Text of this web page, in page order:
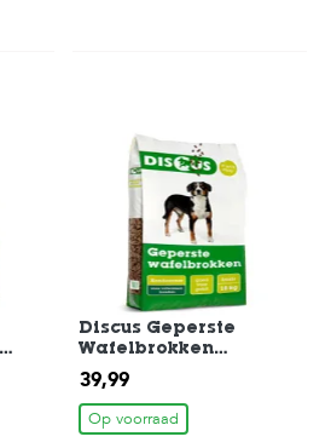
Discus Geperste
Wafelbrokken
Hondenvoer 18 kg
39,99
Op voorraad